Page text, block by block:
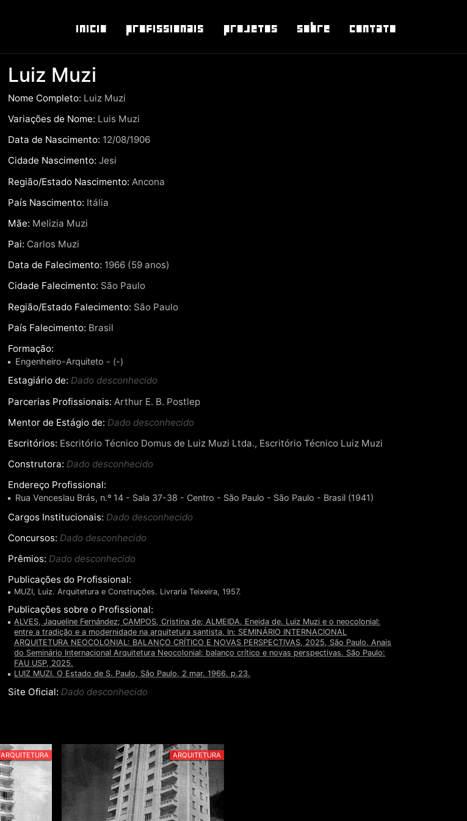
Inicio Profissionais Projetos Sobre Contato
Luiz Muzi
Nome Completo: Luiz Muzi
Variações de Nome: Luis Muzi
Data de Nascimento: 12/08/1906
Cidade Nascimento: Jesi
Região/Estado Nascimento: Ancona
País Nascimento: Itália
Mãe: Melizia Muzi
Pai: Carlos Muzi
Data de Falecimento: 1966 (59 anos)
Cidade Falecimento: São Paulo
Região/Estado Falecimento: São Paulo
País Falecimento: Brasil
Formação:
Engenheiro-Arquiteto - (-)
Estagiário de: Dado desconhecido
Parcerias Profissionais: Arthur E. B. Postlep
Mentor de Estágio de: Dado desconhecido
Escritórios: Escritório Técnico Domus de Luiz Muzi Ltda., Escritório Técnico Luiz Muzi
Construtora: Dado desconhecido
Endereço Profissional:
Rua Venceslau Brás, n.º 14 - Sala 37-38 - Centro - São Paulo - São Paulo - Brasil (1941)
Cargos Institucionais: Dado desconhecido
Concursos: Dado desconhecido
Prêmios: Dado desconhecido
Publicações do Profissional:
MUZI, Luiz. Arquitetura e Construções. Livraria Teixeira, 1957.
Publicações sobre o Profissional:
ALVES, Jaqueline Fernández; CAMPOS, Cristina de; ALMEIDA, Eneida de. Luiz Muzi e o neocolonial:
entre a tradição e a modernidade na arquitetura santista. In: SEMINÁRIO INTERNACIONAL
ARQUITETURA NEOCOLONIAL: BALANÇO CRÍTICO E NOVAS PERSPECTIVAS, 2025, São Paulo. Anais
do Seminário Internacional Arquitetura Neocolonial: balanço crítico e novas perspectivas. São Paulo:
FAU USP, 2025.
LUIZ MUZI. O Estado de S. Paulo, São Paulo, 2 mar. 1966. p.23.
Site Oficial: Dado desconhecido
ARQUITETURA ARQUITETURA